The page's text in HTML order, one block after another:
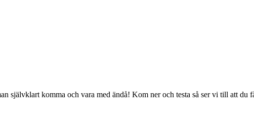
självklart komma och vara med ändå! Kom ner och testa så ser vi till att du